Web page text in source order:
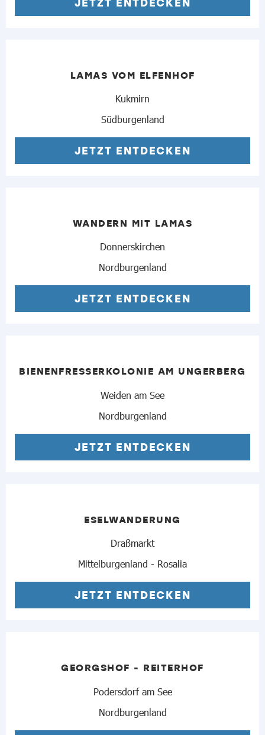
LAMAS VOM ELFENHOF
Kukmirn
Südburgenland
JETZT ENTDECKEN
WANDERN MIT LAMAS
Donnerskirchen
Nordburgenland
JETZT ENTDECKEN
BIENENFRESSERKOLONIE AM UNGERBERG
Weiden am See
Nordburgenland
JETZT ENTDECKEN
ESELWANDERUNG
Draßmarkt
Mittelburgenland - Rosalia
JETZT ENTDECKEN
GEORGSHOF - REITERHOF
Podersdorf am See
Nordburgenland